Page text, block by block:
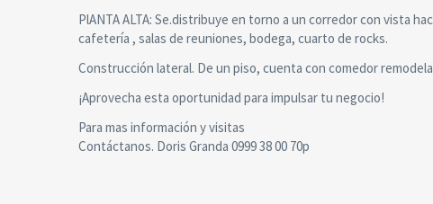
PlANTA ALTA: Se.distribuye en torno a un corredor con vista
cafetería , salas de reuniones, bodega, cuarto de rocks.
Construcción lateral. De un piso, cuenta con comedor
¡Aprovecha esta oportunidad para impulsar tu negocio!
Para mas información y visitas
Contáctanos. Doris Granda 0999 38 00 70p